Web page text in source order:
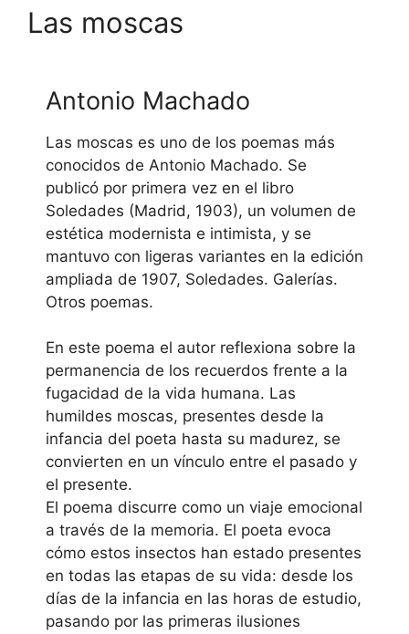
Las moscas
Antonio Machado
Las moscas es uno de los poemas más
conocidos de Antonio Machado. Se
publicó por primera vez en el libro
Soledades (Madrid, 1903), un volumen de
estética modernista e intimista, y se
mantuvo con ligeras variantes en la edición
ampliada de 1907, Soledades. Galerías.
Otros poemas.
En este poema el autor reflexiona sobre la
permanencia de los recuerdos frente a la
fugacidad de la vida humana. Las
humildes moscas, presentes desde la
infancia del poeta hasta su madurez, se
convierten en un vínculo entre el pasado y
el presente.
El poema discurre como un viaje emocional
a través de la memoria. El poeta evoca
cómo estos insectos han estado presentes
en todas las etapas de su vida: desde los
días de la infancia en las horas de estudio,
pasando por las primeras ilusiones